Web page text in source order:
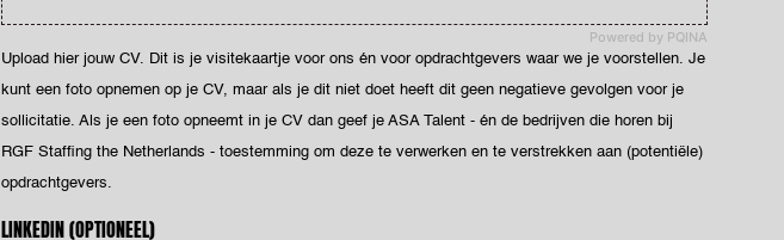
Powered by PQINA
Upload hier jouw CV. Dit is je visitekaartje voor ons én voor opdrachtgevers waar we je voorstellen. Je
kunt een foto opnemen op je CV, maar als je dit niet doet heeft dit geen negatieve gevolgen voor je
sollicitatie. Als je een foto opneemt in je CV dan geef je ASA Talent - én de bedrijven die horen bij
RGF Staffing the Netherlands - toestemming om deze te verwerken en te verstrekken aan (potentiële)
opdrachtgevers.
LINKEDIN(OPTIONEEL)